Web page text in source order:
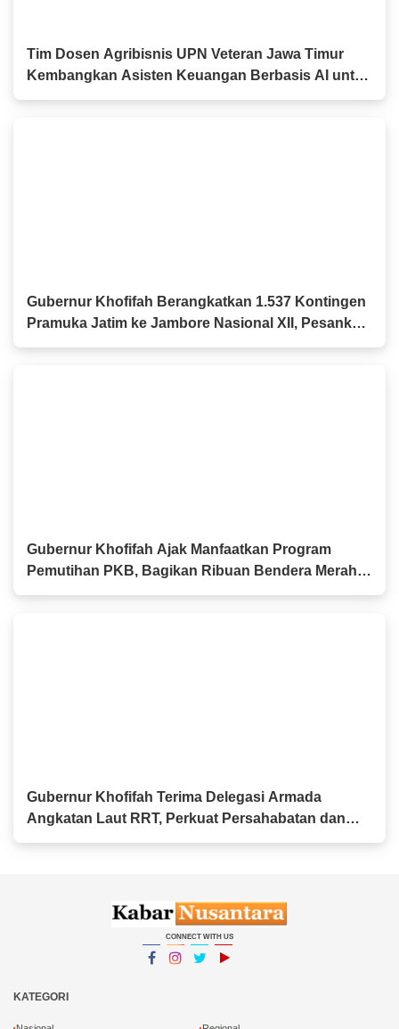
Tim Dosen Agribisnis UPN Veteran Jawa Timur
Kembangkan Asisten Keuangan Berbasis AI untuk
Kelompok Tani dan UMKM
Gubernur Khofifah Berangkatkan 1.537 Kontingen
Pramuka Jatim ke Jambore Nasional XII, Pesankan
Semangat Persaudaraan
Gubernur Khofifah Ajak Manfaatkan Program
Pemutihan PKB, Bagikan Ribuan Bendera Merah
Putih dan Sembako kepada Ojol Malang
Gubernur Khofifah Terima Delegasi Armada
Angkatan Laut RRT, Perkuat Persahabatan dan
Kerja Sama Industri Perkapalan
CONNECT WITH US
KATEGORI